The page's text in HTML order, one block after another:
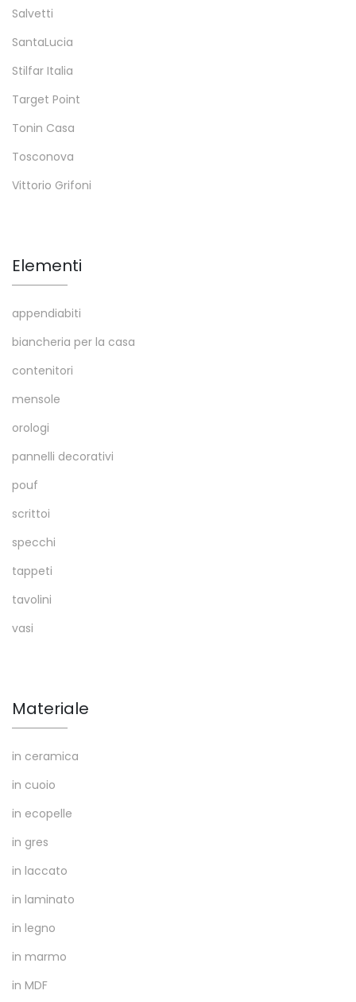
Salvetti
SantaLucia
Stilfar Italia
Target Point
Tonin Casa
Tosconova
Vittorio Grifoni
Elementi
appendiabiti
biancheria per la casa
contenitori
mensole
orologi
pannelli decorativi
pouf
scrittoi
specchi
tappeti
tavolini
vasi
Materiale
in ceramica
in cuoio
in ecopelle
in gres
in laccato
in laminato
in legno
in marmo
in MDF